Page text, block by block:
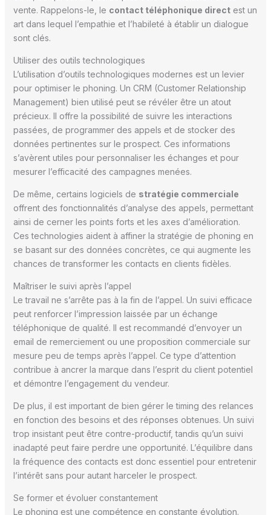
vente. Rappelons-le, le contact téléphonique directest un
art dans lequel l’empathie et l’habileté à établir un dialogue
sont clés.
Utiliser des outils technologiques
L’utilisation d’outils technologiques modernes est un levier
pour optimiser le phoning. Un CRM (Customer Relationship
Management) bien utilisé peut se révéler être un atout
précieux. Il offre la possibilité de suivre les interactions
passées, de programmer des appels et de stocker des
données pertinentes sur le prospect. Ces informations
s’avèrent utiles pour personnaliser les échanges et pour
mesurer l’efficacité des campagnes menées.
De même, certains logiciels de stratégie commerciale
offrent des fonctionnalités d’analyse des appels, permettant
ainsi de cerner les points forts et les axes d’amélioration.
Ces technologies aident à affiner la stratégie de phoning en
se basant sur des données concrètes, ce qui augmente les
chances de transformer les contacts en clients fidèles.
Maîtriser le suivi après l’appel
Le travail ne s’arrête pas à la fin de l’appel. Un suivi efficace
peut renforcer l’impression laissée par un échange
téléphonique de qualité. Il est recommandé d’envoyer un
email de remerciement ou une proposition commerciale sur
mesure peu de temps après l’appel. Ce type d’attention
contribue à ancrer la marque dans l’esprit du client potentiel
et démontre l’engagement du vendeur.
De plus, il est important de bien gérer le timing des relances
en fonction des besoins et des réponses obtenues. Un suivi
trop insistant peut être contre-productif, tandis qu’un suivi
inadapté peut faire perdre une opportunité. L’équilibre dans
la fréquence des contacts est donc essentiel pour entretenir
l’intérêt sans pour autant harceler le prospect.
Se former et évoluer constantement
Le phoning est une compétence en constante évolution.